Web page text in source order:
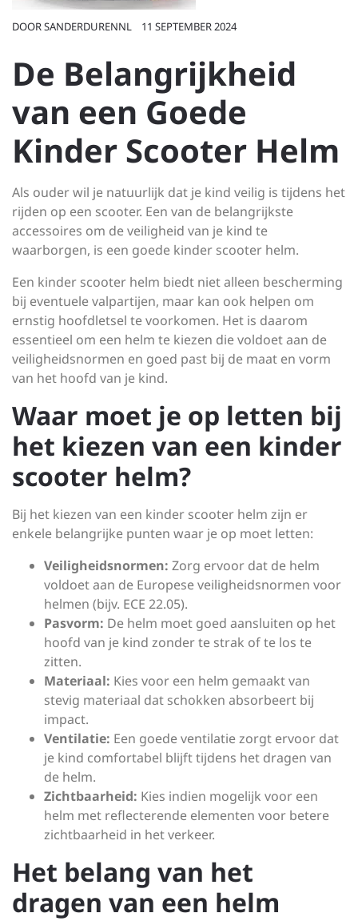
DOORSANDERDURENNL 11 SEPTEMBER 2024
De Belangrijkheid
van een Goede
Kinder Scooter Helm
Als ouder wil je natuurlijk dat je kind veilig is tijdens het
rijden op een scooter. Een van de belangrijkste
accessoires om de veiligheid van je kind te
waarborgen, is een goede kinder scooter helm.
Een kinder scooter helm biedt niet alleen bescherming
bij eventuele valpartijen, maar kan ook helpen om
ernstig hoofdletsel te voorkomen. Het is daarom
essentieel om een helm te kiezen die voldoet aan de
veiligheidsnormen en goed past bij de maat en vorm
van het hoofd van je kind.
Waar moet je op letten bij
het kiezen van een kinder
scooter helm?
Bij het kiezen van een kinder scooter helm zijn er
enkele belangrijke punten waar je op moet letten:
Veiligheidsnormen: Zorg ervoor dat de helm
voldoet aan de Europese veiligheidsnormen voor
helmen (bijv. ECE 22.05).
Pasvorm: De helm moet goed aansluiten op het
hoofd van je kind zonder te strak of te los te
zitten.
Materiaal: Kies voor een helm gemaakt van
stevig materiaal dat schokken absorbeert bij
impact.
Ventilatie: Een goede ventilatie zorgt ervoor dat
je kind comfortabel blijft tijdens het dragen van
de helm.
Zichtbaarheid: Kies indien mogelijk voor een
helm met reflecterende elementen voor betere
zichtbaarheid in het verkeer.
Het belang van het
dragen van een helm